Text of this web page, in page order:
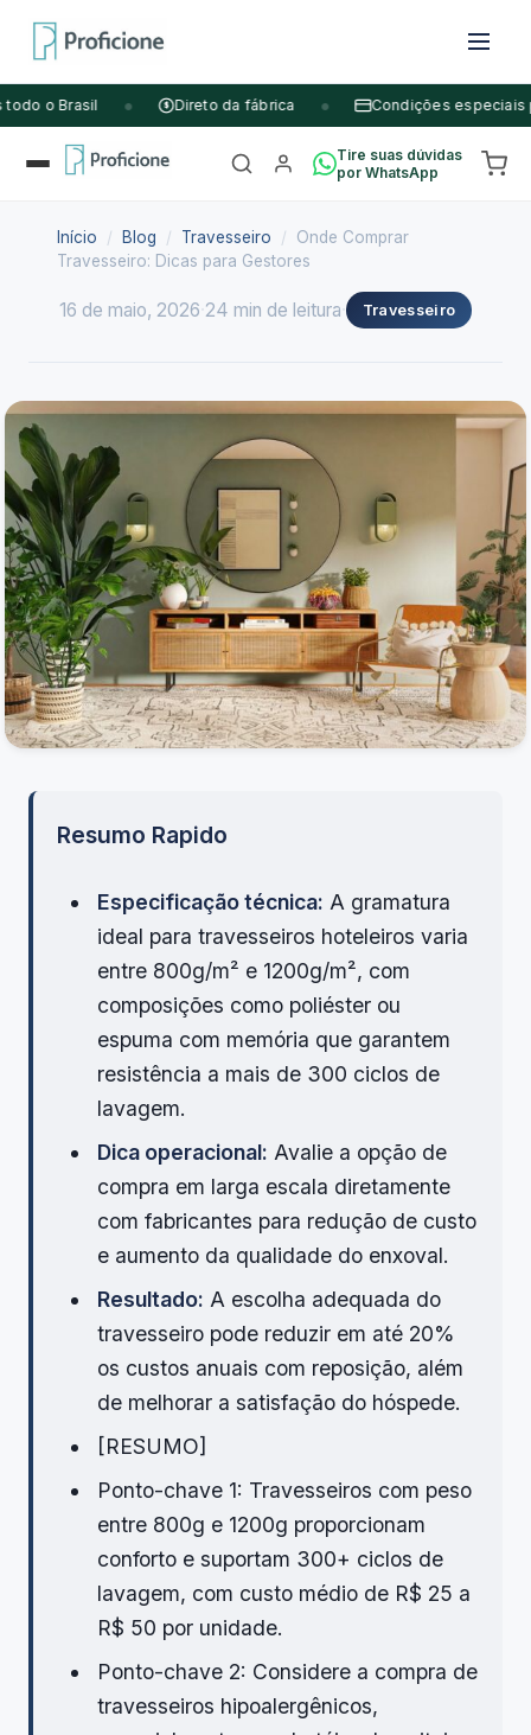
Pular
para
conteúdo
o Brasil Direto da fábrica Condições especiais
Tire suas dúvidas
por WhatsApp
Início / Blog / Travesseiro /
Onde Comprar
Travesseiro: Dicas para Gestores
16 de maio, 2026·24 min de leitura· Travesseiro
Resumo Rapido
Especificação técnica: A gramatura
ideal para travesseiros hoteleiros varia
entre 800g/m² e 1200g/m², com
composições como poliéster ou
espuma com memória que garantem
resistência a mais de 300 ciclos de
lavagem.
Dica operacional: Avalie a opção de
compra em larga escala diretamente
com fabricantes para redução de custo
e aumento da qualidade do enxoval.
Resultado: A escolha adequada do
travesseiro pode reduzir em até 20%
os custos anuais com reposição, além
de melhorar a satisfação do hóspede.
[RESUMO]
Ponto-chave 1: Travesseiros com peso
entre 800g e 1200g proporcionam
conforto e suportam 300+ ciclos de
lavagem, com custo médio de R$ 25 a
R$ 50 por unidade.
Ponto-chave 2: Considere a compra de
travesseiros hipoalergênicos,